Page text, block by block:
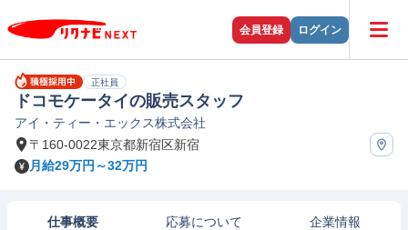
会員登録 ログイン
正社員
ドコモケータイの販売スタッフ
アイ・ティー・エックス株式会社
〒160-0022東京都新宿区新宿
月給29万円～32万円
仕事概要 応募について 企業情報